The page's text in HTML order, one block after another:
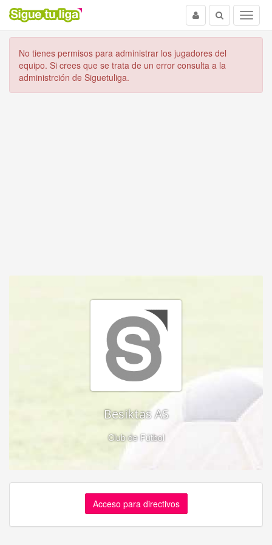
Menu
Buscar
Usuario
No tienes permisos para administrar los jugadores del
equipo. Si crees que se trata de un error consulta a la
administrción de Siguetuliga.
Besiktas AS
Club de Fútbol
Acceso para directivos